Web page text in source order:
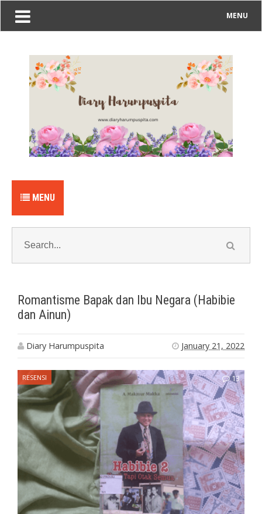
MENU
MENU
Romantisme Bapak dan Ibu Negara (Habibie
dan Ainun)
Diary Harumpuspita January 21, 2022
RESENSI 13